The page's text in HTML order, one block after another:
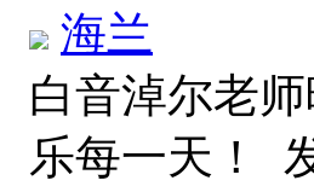
海兰
白音淖尔老
乐每一天！